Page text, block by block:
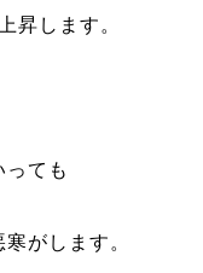
昇します。
っても
がします。